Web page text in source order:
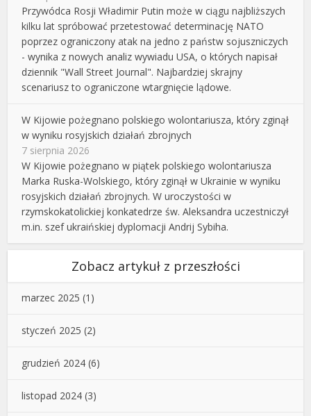
Przywódca Rosji Władimir Putin może w ciągu najbliższych
kilku lat spróbować przetestować determinację NATO
poprzez ograniczony atak na jedno z państw sojuszniczych
- wynika z nowych analiz wywiadu USA, o których napisał
dziennik "Wall Street Journal". Najbardziej skrajny
scenariusz to ograniczone wtargnięcie lądowe.
W Kijowie pożegnano polskiego wolontariusza, który zginął
w wyniku rosyjskich działań zbrojnych
7 sierpnia 2026
W Kijowie pożegnano w piątek polskiego wolontariusza
Marka Ruska-Wolskiego, który zginął w Ukrainie w wyniku
rosyjskich działań zbrojnych. W uroczystości w
rzymskokatolickiej konkatedrze św. Aleksandra uczestniczył
m.in. szef ukraińskiej dyplomacji Andrij Sybiha.
Zobacz artykuł z przeszłości
marzec 2025 (1)
styczeń 2025 (2)
grudzień 2024 (6)
listopad 2024 (3)